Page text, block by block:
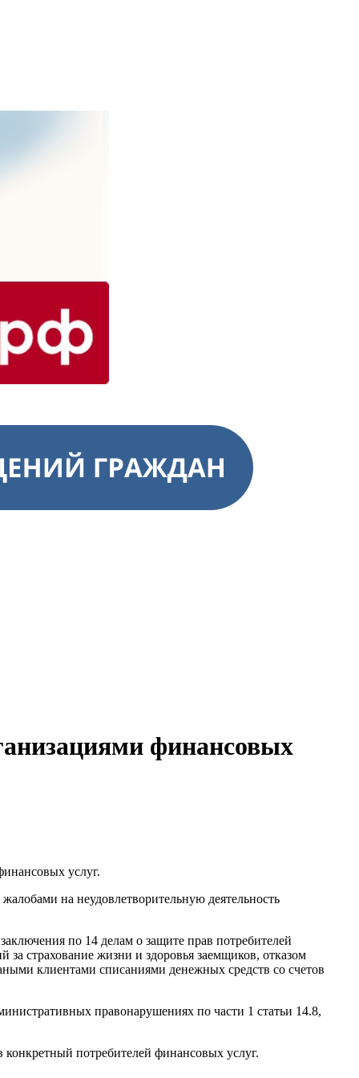
финансовых
услуг.
на неудовлетворительную деятельность
по 14 делам о защите прав потребителей
страхование жизни и здоровья заемщиков, отказом
клиентами списаниями денежных средств со счетов
правонарушениях по части 1 статьи 14.8,
потребителей финансовых услуг.